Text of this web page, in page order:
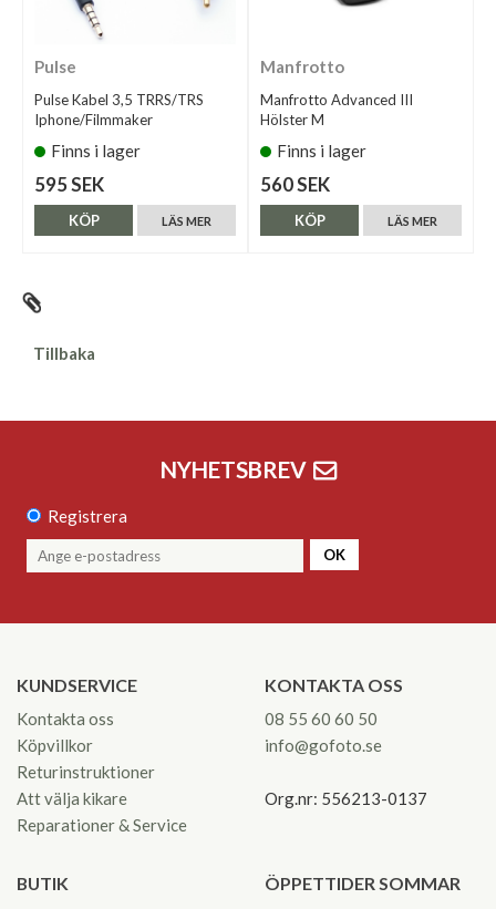
Pulse
Pulse Kabel 3,5 TRRS/TRS
Iphone/Filmmaker
Finns i lager
595 SEK
LÄS MER
KÖP
Manfrotto
Manfrotto Advanced III
Hölster M
Finns i lager
560 SEK
LÄS MER
KÖP
Tillbaka
NYHETSBREV
Registrera
OK
KUNDSERVICE
Kontakta oss
Köpvillkor
Returinstruktioner
Att välja kikare
Reparationer & Service
KONTAKTA OSS
08 55 60 60 50
info@gofoto.se
Org.nr: 556213-0137
BUTIK ÖPPETTIDER SOMMAR